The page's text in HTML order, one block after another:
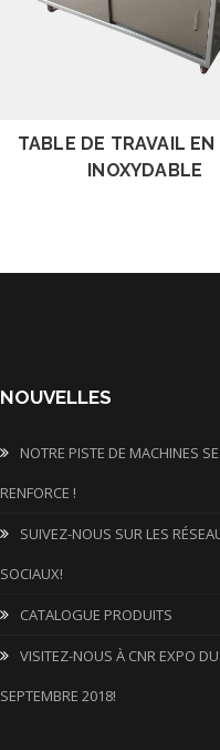
TABLE DE TRAVAIL EN
INOXYDABLE
NOUVELLES
NOTRE PISTE DE MACHINES SE
RENFORCE !
SUIVEZ-NOUS SUR LES
SOCIAUX!
CATALOGUE PRODUITS
VISITEZ-NOUS À CNR EXPO
SEPTEMBRE 2018!